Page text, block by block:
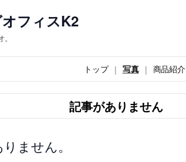
フィスK2
トップ 写真 商品紹介
記事がありません
ません。